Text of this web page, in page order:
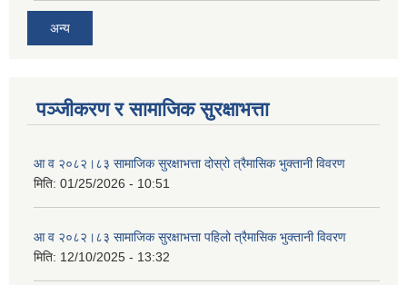
अन्य
पञ्जीकरण र सामाजिक सुरक्षाभत्ता
आ व २०८२।८३ सामाजिक सुरक्षाभत्ता दोस्रो त्रैमासिक भुक्तानी विवरण
मिति: 01/25/2026 - 10:51
आ व २०८२।८३ सामाजिक सुरक्षाभत्ता पहिलो त्रैमासिक भुक्तानी विवरण
मिति: 12/10/2025 - 13:32